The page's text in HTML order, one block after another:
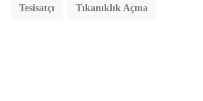
Tesisatçı Tıkanıklık Açma